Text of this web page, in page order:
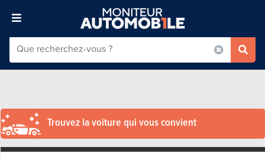
Trouvez la voiture qui vous convient